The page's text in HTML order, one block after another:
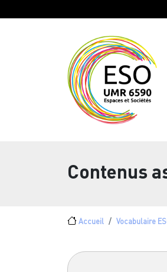
Contenus
Fil d'Ariane
Accueil Vocabulaire